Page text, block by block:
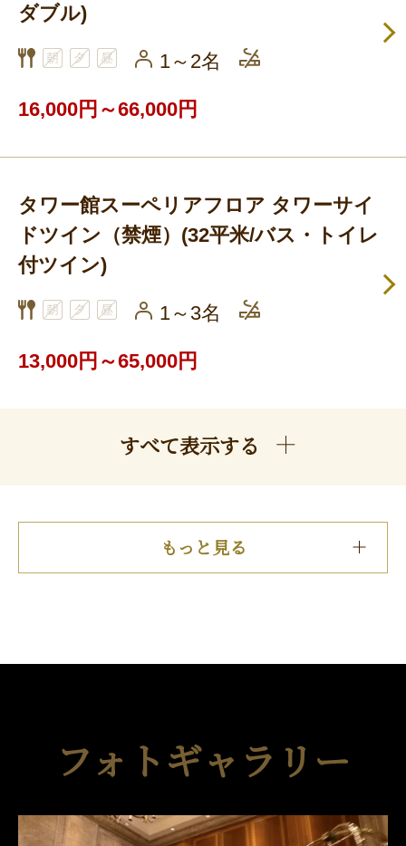
ダブル)
1～2名
16,000円～66,000円
タワー館スーペリアフロア タワーサイ
ドツイン（禁煙）(32平米/バス・トイレ
付ツイン)
1～3名
13,000円～65,000円
すべて表示する
もっと見る
フォトギャラリー